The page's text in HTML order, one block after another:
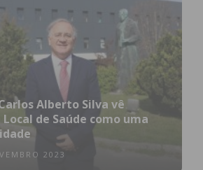
Alberto Silva vê
de Saúde como uma
2023